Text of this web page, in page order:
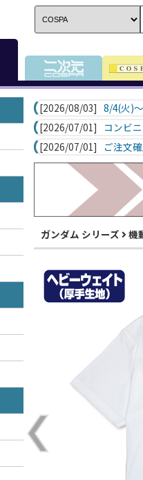
[2026/08/03] 8/4(火)
[2026/07/01]
コンビ
[2026/07/01]
ご注文
ガンダム シリーズ 機